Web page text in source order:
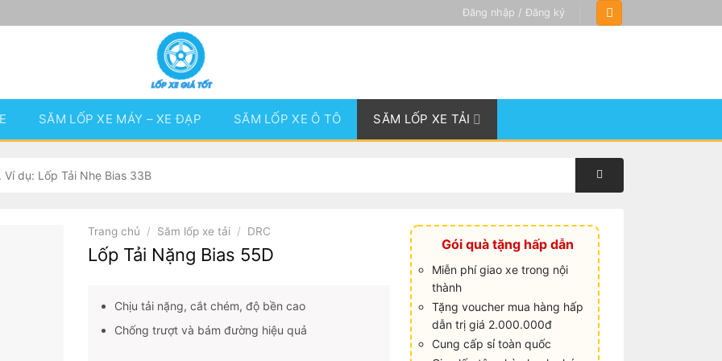
Đăng nhập / Đăng ký
SĂM LỐP XE MÁY – XE ĐẠP SĂM LỐP XE Ô TÔ SĂM LỐP XE TẢI
Gói quà tặng hấp dẫn
Miễn phí giao xe trong nội
thành
Tặng voucher mua hàng hấp
dẫn trị giá 2.000.000đ
Cung cấp sỉ toàn quốc
Trang chủ / Săm lốp xe tải / DRC
Lốp Tải Nặng Bias 55D
Chịu tải nặng, cắt chém, độ bền cao
Chống trượt và bám đường hiệu quả